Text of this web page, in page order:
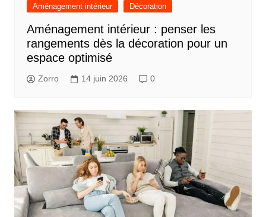
Aménagement intérieur Décoration
Aménagement intérieur : penser les
rangements dès la décoration pour un
espace optimisé
Zorro 14 juin 2026 0